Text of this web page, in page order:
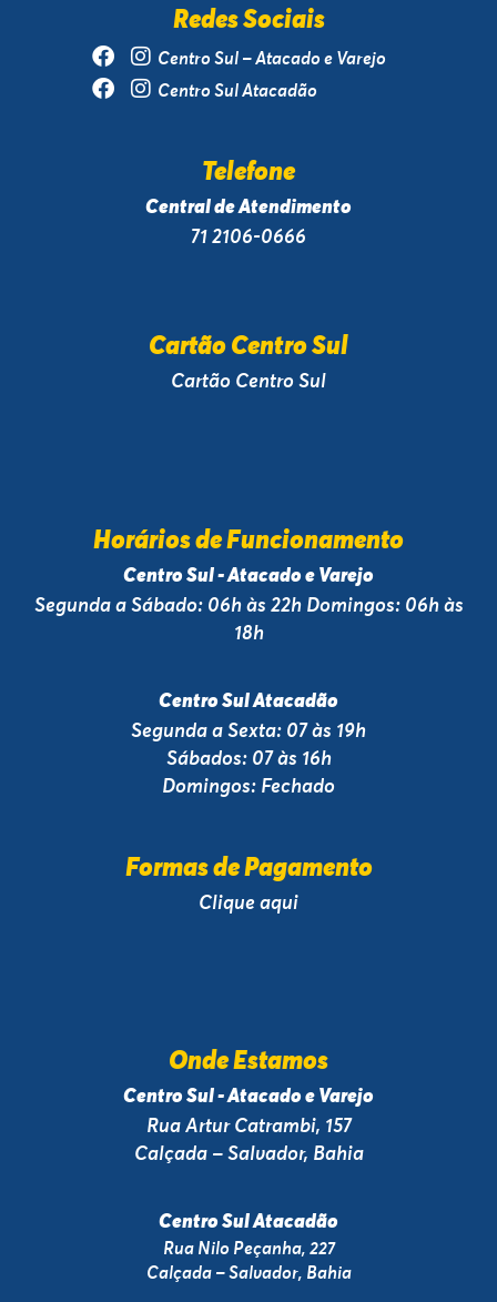
Redes Sociais
Centro Sul – Atacado e Varejo
Centro Sul Atacadão
Telefone
Central de Atendimento
71 2106-0666
Cartão Centro Sul
Cartão Centro Sul
Horários de Funcionamento
Centro Sul - Atacado e Varejo
Segunda a Sábado: 06h às 22h Domingos: 06h às
18h
Centro Sul Atacadão
Segunda a Sexta: 07 às 19h
Sábados: 07 às 16h
Domingos: Fechado
Formas de Pagamento
Clique aqui
Onde Estamos
Centro Sul - Atacado e Varejo
Rua Artur Catrambi, 157
Calçada – Salvador, Bahia
Centro Sul Atacadão
Rua Nilo Peçanha, 227
Calçada – Salvador, Bahia